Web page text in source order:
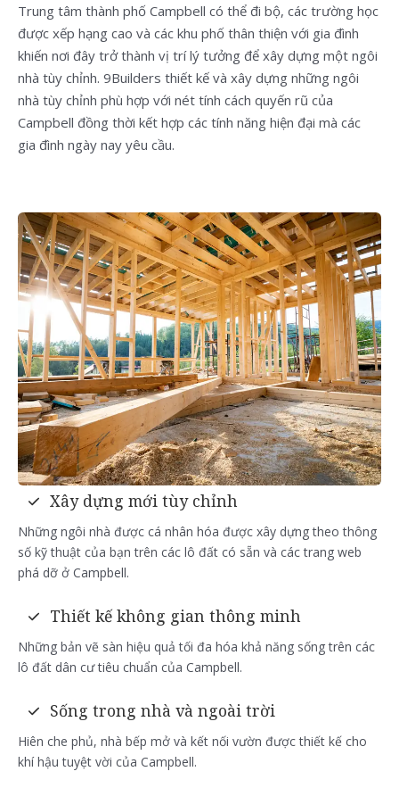
Trung tâm thành phố Campbell có thể đi bộ, các trường học
được xếp hạng cao và các khu phố thân thiện với gia đình
khiến nơi đây trở thành vị trí lý tưởng để xây dựng một ngôi
nhà tùy chỉnh. 9Builders thiết kế và xây dựng những ngôi
nhà tùy chỉnh phù hợp với nét tính cách quyến rũ của
Campbell đồng thời kết hợp các tính năng hiện đại mà các
gia đình ngày nay yêu cầu.
Xây dựng mới tùy chỉnh
Những ngôi nhà được cá nhân hóa được xây dựng theo thông
số kỹ thuật của bạn trên các lô đất có sẵn và các trang web
phá dỡ ở Campbell.
Thiết kế không gian thông minh
Những bản vẽ sàn hiệu quả tối đa hóa khả năng sống trên các
lô đất dân cư tiêu chuẩn của Campbell.
Sống trong nhà và ngoài trời
Hiên che phủ, nhà bếp mở và kết nối vườn được thiết kế cho
khí hậu tuyệt vời của Campbell.